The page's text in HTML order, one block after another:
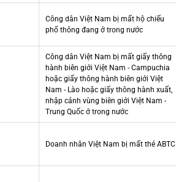
Công dân Việt Nam bị mất hộ chiếu
phổ thông đang ở trong nước
Công dân Việt Nam bị mất giấy thông
hành biên giới Việt Nam - Campuchia
hoặc giấy thông hành biên giới Việt
Nam - Lào hoặc giấy thông hành xuất,
nhập cảnh vùng biên giới Việt Nam -
Trung Quốc ở trong nước
Doanh nhân Việt Nam bị mất thẻ ABTC